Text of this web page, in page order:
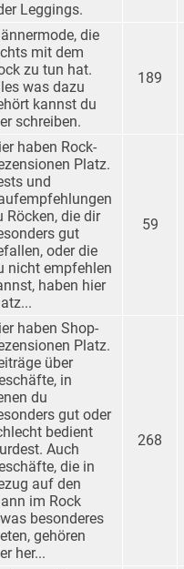
Leggings.
die
mit dem
zu tun hat.
was dazu
kannst du
schreiben.
189
haben Rock-
Platz.
und
Röcken, die dir
gut
oder die
nicht empfehlen
haben hier
59
haben Shop-
Platz.
über
in
du
gut oder
bedient
Auch
die in
auf den
im Rock
besonderes
gehören
her...
268